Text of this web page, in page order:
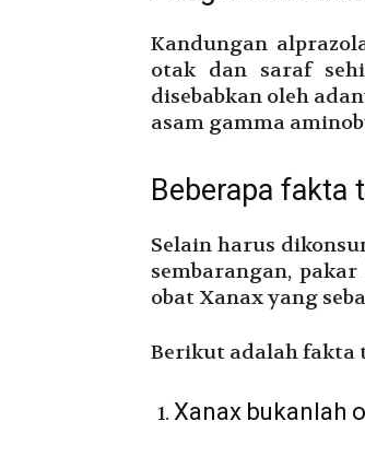
Kandungan
otak dan saraf
disebabkan oleh
asam gamma
Beberapa fakta
Selain harus
sembarangan,
obat Xanax yang
Berikut adalah fakta
Xanax bukanlah